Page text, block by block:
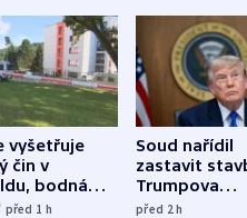
vyšetřuje
čin v
bodná
při něm
před 1 h
Soud nařídil
zastavit
Trumpova
tanečního
před 2h